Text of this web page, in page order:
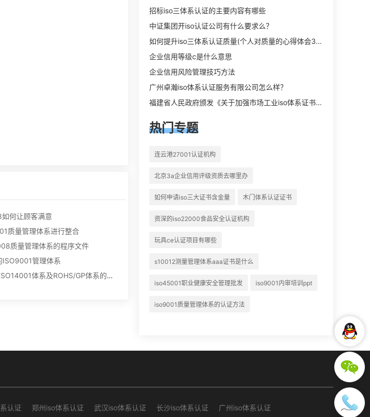
何让顾客满意
质量管理体系进行整合
质量管理体系的程序文件
ISO9001管理体系
• 如何做好ISO9001 ISO14001体系及ROHS/GP体系的推行 ,维护及持续工作?
招标iso三体系认证的主要内容有哪些
中证集团开iso认证公司有什么要求么？
如何提升iso三体系认证质量(个人对质量的心得体会300字)
企业信用等级c是什么意思
企业信用风险管理技巧方法
广州卓瀚iso体系认证服务有限公司怎么样？
福建省人民政府颁发《关于加强市场工业iso体系证书质量监督检验与管理的暂行规定》的通知
热门专题
连云港27001认证机构
北京3a企业信用评级资质去哪里办
如何申请iso三大证书含金量 木门体系认证证书
资深的iso22000食品安全认证机构
玩具ce认证项目有哪些
s10012测量管理体系aaa证书是什么
iso45001职业健康安全管理批发 iso9001内审培训ppt
iso9001质量管理体系的认证方法
认证 郑州iso体系认证 武汉iso体系认证 长沙iso体系认证 广州iso体系认证